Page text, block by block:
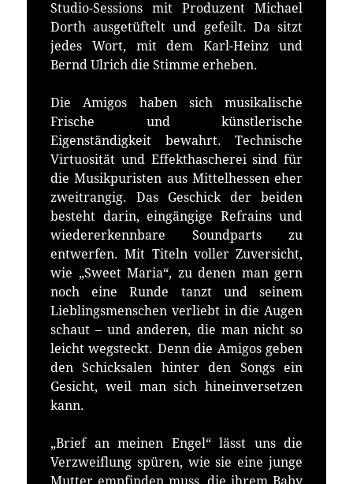
Studio-Sessions mit Produzent Michael
Dorth ausgetüftelt und gefeilt. Da sitzt
jedes Wort, mit dem Karl-Heinz und
Bernd Ulrich die Stimme erheben.
Die Amigos haben sich musikalische
Frische und künstlerische
Eigenständigkeit bewahrt. Technische
Virtuosität und Effekthascherei sind für
die Musikpuristen aus Mittelhessen eher
zweitrangig. Das Geschick der beiden
besteht darin, eingängige Refrains und
wiedererkennbare Soundparts zu
entwerfen. Mit Titeln voller Zuversicht,
wie „Sweet Maria“, zu denen man gern
noch eine Runde tanzt und seinem
Lieblingsmenschen verliebt in die Augen
schaut – und anderen, die man nicht so
leicht wegsteckt. Denn die Amigos geben
den Schicksalen hinter den Songs ein
Gesicht, weil man sich hineinversetzen
kann.
„Brief an meinen Engel“ lässt uns die
Verzweiflung spüren, wie sie eine junge